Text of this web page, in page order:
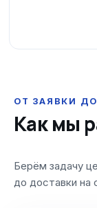
ОТ ЗАЯВКИ
Как мы
Берём задачу
до доставки на